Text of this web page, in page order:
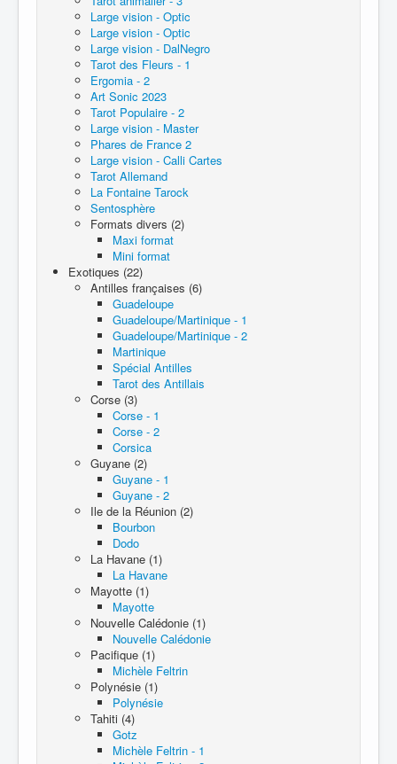
Large vision - Optic
Large vision - Optic
Large vision - DalNegro
Tarot des Fleurs - 1
Ergomia - 2
Art Sonic 2023
Tarot Populaire - 2
Large vision - Master
Phares de France 2
Large vision - Calli Cartes
Tarot Allemand
La Fontaine Tarock
Sentosphère
Formats divers (2)
Maxi format
Mini format
Exotiques (22)
Antilles françaises (6)
Guadeloupe
Guadeloupe/Martinique - 1
Guadeloupe/Martinique - 2
Martinique
Spécial Antilles
Tarot des Antillais
Corse (3)
Corse - 1
Corse - 2
Corsica
Guyane (2)
Guyane - 1
Guyane - 2
Ile de la Réunion (2)
Bourbon
Dodo
La Havane (1)
La Havane
Mayotte (1)
Mayotte
Nouvelle Calédonie (1)
Nouvelle Calédonie
Pacifique (1)
Michèle Feltrin
Polynésie (1)
Polynésie
Tahiti (4)
Gotz
Michèle Feltrin - 1